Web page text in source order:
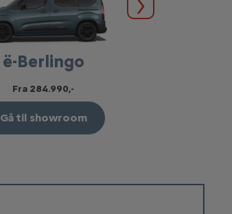
ë-Berlingo
Fra 284.990,-
Gå til showroom
Næste